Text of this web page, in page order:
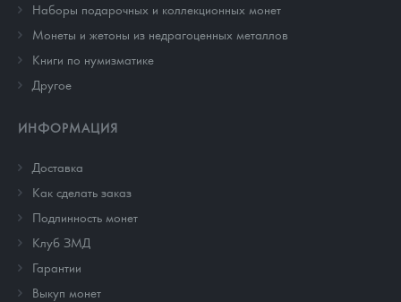
Наборы подарочных и коллекционных монет
Монеты и жетоны из недрагоценных металлов
Книги по нумизматике
Другое
ИНФОРМАЦИЯ
Доставка
Как сделать заказ
Подлинность монет
Клуб ЗМД
Гарантии
Выкуп монет